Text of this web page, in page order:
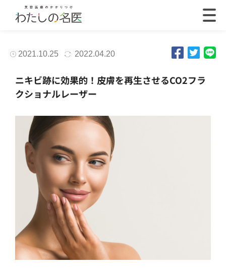
2021.10.25 2022.04.20
ニキビ跡に効果的！皮膚を再生させるCO2フラ
クショナルレーザー